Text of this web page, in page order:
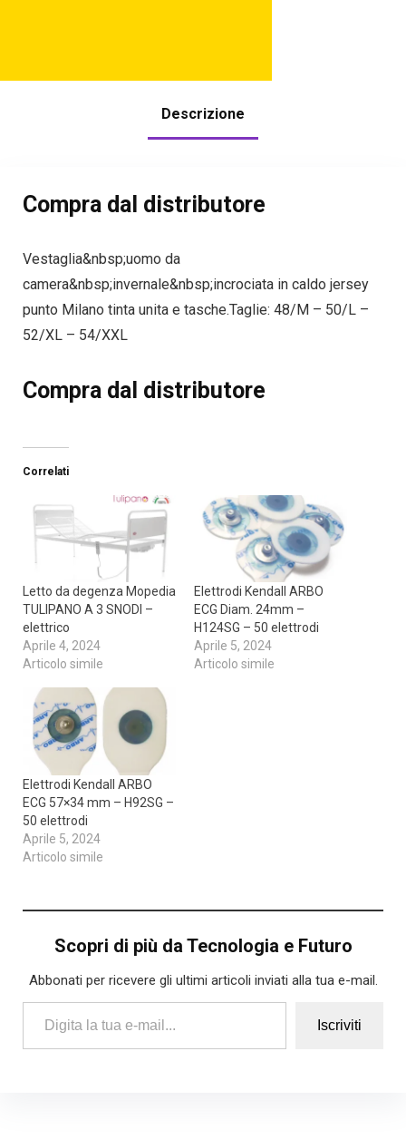
Descrizione
Compra dal distributore
Vestaglia&nbsp;uomo da
camera&nbsp;invernale&nbsp;incrociata in caldo jersey
punto Milano tinta unita e tasche.Taglie: 48/M – 50/L –
52/XL – 54/XXL
Compra dal distributore
Correlati
Letto da degenza Mopedia
TULIPANO A 3 SNODI –
elettrico
Aprile 4, 2024
Articolo simile
Elettrodi Kendall ARBO
ECG Diam. 24mm –
H124SG – 50 elettrodi
Aprile 5, 2024
Articolo simile
Elettrodi Kendall ARBO
ECG 57×34 mm – H92SG –
50 elettrodi
Aprile 5, 2024
Articolo simile
Scopri di più da Tecnologia e Futuro
Abbonati per ricevere gli ultimi articoli inviati alla tua e-mail.
Digita la tua e-mail...
Iscriviti